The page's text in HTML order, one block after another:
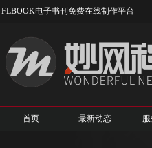
FLBOOK电子书刊免费在线制作平台
首页 最新动态